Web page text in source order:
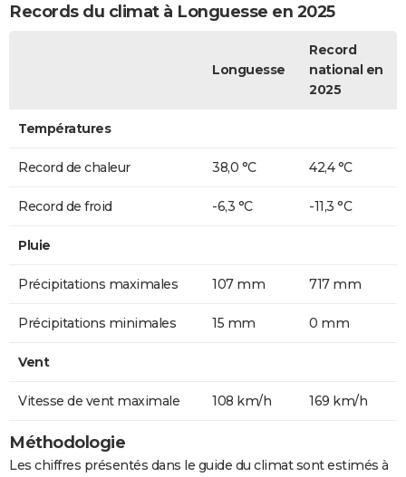
Records du climat à Longuesse en 2025
Longuesse
Record
national en
2025
Températures
Record de chaleur 38,0 °C 42,4 °C
Record de froid -6,3 °C -11,3 °C
Pluie
Précipitations maximales 107 mm 717 mm
Précipitations minimales 15 mm 0 mm
Vent
Vitesse de vent maximale 108 km/h 169 km/h
Méthodologie
Les chiffres présentés dans le guide du climat sont estimés à